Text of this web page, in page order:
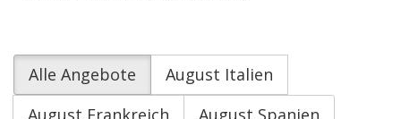
Alle Angebote
August Italien
August Frankreich
August Spanien